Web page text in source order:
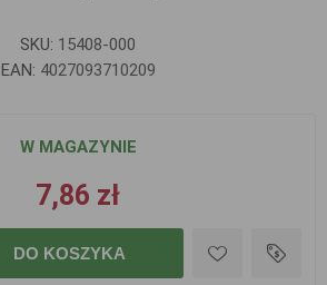
SKU: 15408-000
EAN: 4027093710209
W MAGAZYNIE
7,86 zł
DO KOSZYKA